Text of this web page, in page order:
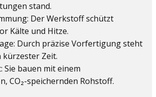
stand.
Der Werkstoff schützt
Kälte und Hitze.
Durch präzise Vorfertigung steht
Zeit.
Sie bauen mit einem
CO₂-speichernden Rohstoff.